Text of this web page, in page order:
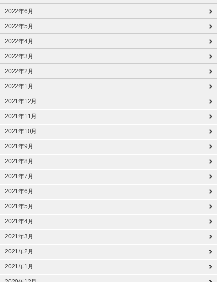
2022年6月
2022年5月
2022年4月
2022年3月
2022年2月
2022年1月
2021年12月
2021年11月
2021年10月
2021年9月
2021年8月
2021年7月
2021年6月
2021年5月
2021年4月
2021年3月
2021年2月
2021年1月